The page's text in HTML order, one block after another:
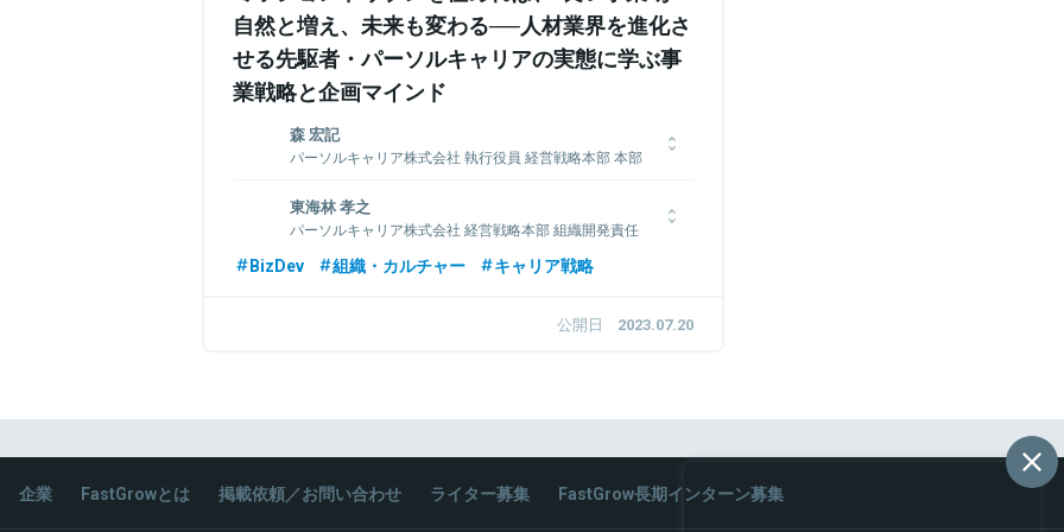
自然と増え、未来も変わる──人材業界を進化さ
せる先駆者・パーソルキャリアの実態に学ぶ事
業戦略と企画マインド
森 宏記
パーソルキャリア株式会社 執行役員 経営戦略本部 本部
2007年、インテリジェンス（現パーソルキャリア）に入社。2011
年、新設された社内異動希望制度を活用し、事業企画部へ異動。
既存事業の立て直し、新規事業の立ち上げ等を経て、全事業部門
関連情報をみる
東海林 孝之
パーソルキャリア株式会社 経営戦略本部 組織開発責任
ング、通販業界でのCMOを経てパーソルキャリアに入社。現在
関連情報をみる
BizDev 組織・カルチャー キャリア戦略
公開日 2023.07.20
企業 FastGrowとは 掲載依頼／お問い合わせ ライター募集 FastGrow長期インターン募集